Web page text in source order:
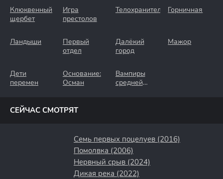
Клюквенный
щербет
Игра
престолов
Телохранители Горничная
Ландыши
Первый
отдел
Далёкий
город
Мажор
Дети
перемен
Основание:
Осман
Вампиры
средней
СЕЙЧАС СМОТРЯТ
Семь первых поцелуев (2016)
Помолвка (2006)
Нервный срыв (2024)
Дикая река (2022)